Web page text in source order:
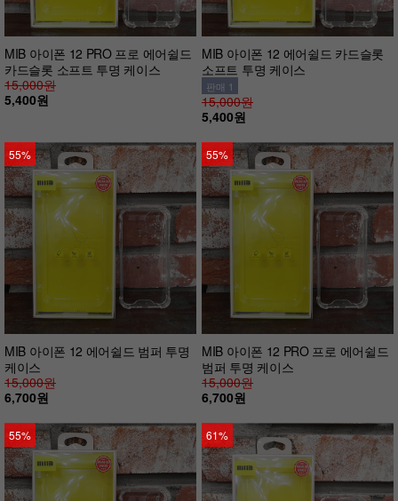
MIB 아이폰 12 PRO 프로 에어쉴드
카드슬롯 소프트 투명 케이스
15,000원
5,400원
MIB 아이폰 12 에어쉴드 카드슬롯
소프트 투명 케이스
판매 1
15,000원
5,400원
55%
MIB 아이폰 12 에어쉴드 범퍼 투명
케이스
15,000원
6,700원
55%
MIB 아이폰 12 PRO 프로 에어쉴드
범퍼 투명 케이스
15,000원
6,700원
55% 61%